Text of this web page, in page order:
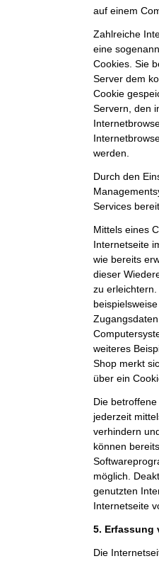
auf einem
Zahlreiche
eine
Cookies. Sie
Server dem
Cookie
Servern, den
werden.
Durch den
Services
Mittels eines
Internetseite
wie bereits
dieser
zu
weiteres
Shop merkt
über ein
Die
jederzeit
verhindern
können
möglich.
genutzten
Internetseite
5. Erfassung
Die